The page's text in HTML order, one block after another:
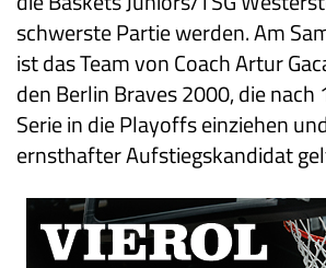
schwerste Partie werden. Am
ist das Team von Coach Artur
den Berlin Braves 2000, die nach
Serie in die Playoffs einziehen
ernsthafter Aufstiegskandidat